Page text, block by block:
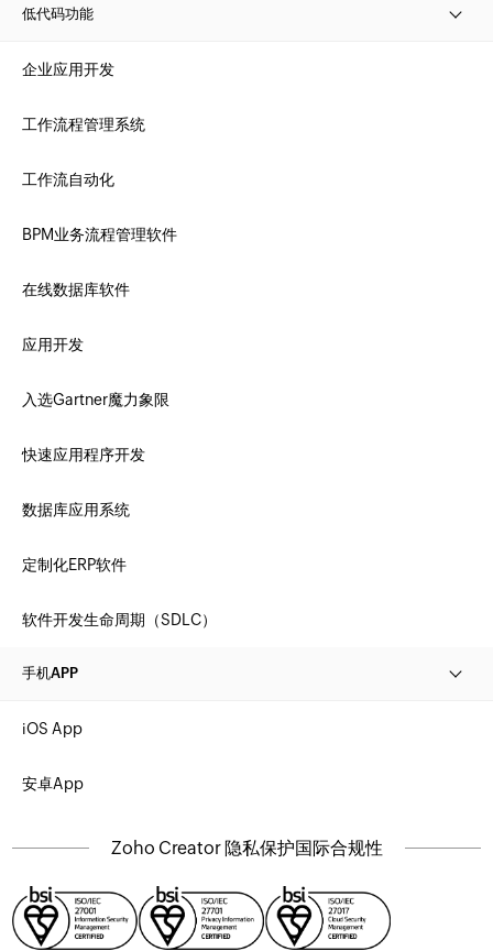
低代码功能
企业应用开发
工作流程管理系统
工作流自动化
BPM业务流程管理软件
在线数据库软件
应用开发
入选Gartner魔力象限
快速应用程序开发
数据库应用系统
定制化ERP软件
软件开发生命周期（SDLC）
手机APP
iOS App
安卓App
Zoho Creator 隐私保护国际合规性